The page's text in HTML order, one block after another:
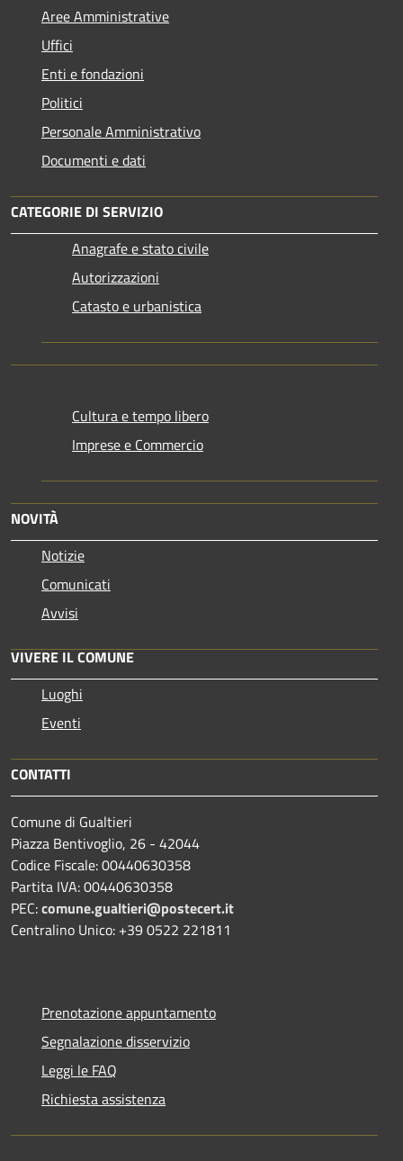
Aree Amministrative
Uffici
Enti e fondazioni
Politici
Personale Amministrativo
Documenti e dati
CATEGORIE DI SERVIZIO
Anagrafe e stato civile
Autorizzazioni
Catasto e urbanistica
Cultura e tempo libero
Imprese e Commercio
NOVITÀ
Notizie
Comunicati
Avvisi
VIVERE IL COMUNE
Luoghi
Eventi
CONTATTI
Comune di Gualtieri
Piazza Bentivoglio, 26 - 42044
Codice Fiscale: 00440630358
Partita IVA: 00440630358
PEC:comune.gualtieri@postecert.it
Centralino Unico: +39 0522 221811
Prenotazione appuntamento
Segnalazione disservizio
Leggi le FAQ
Richiesta assistenza